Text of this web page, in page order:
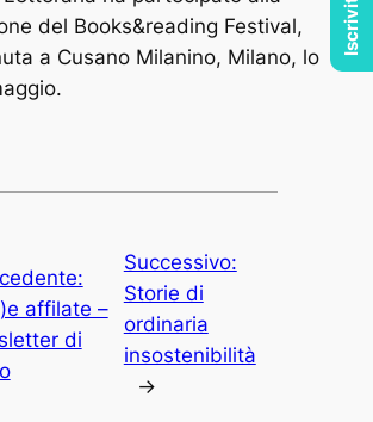
del Books&reading Festival,
a Cusano Milanino, Milano, lo
affilate –
di
Successivo:
Storie di
ordinaria
insostenibilità
→